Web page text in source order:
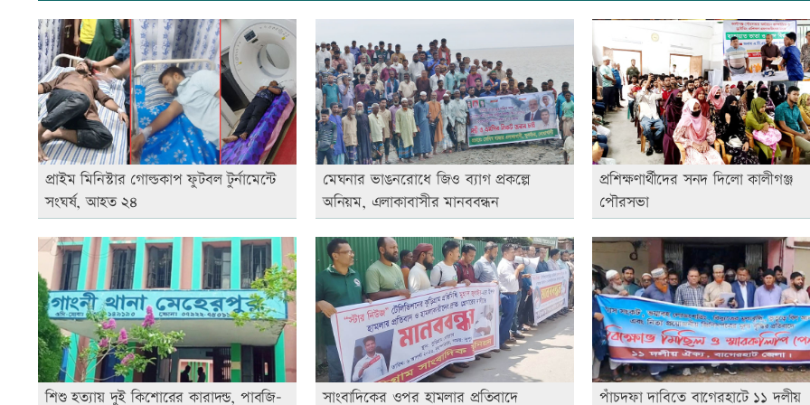
প্রাইম মিনিস্টার গোল্ডকাপ ফুটবল টুর্নামেন্টে
সংঘর্ষ, আহত ২৪
মেঘনার ভাঙনরোধে জিও ব্যাগ প্রকল্পে
অনিয়ম, এলাকাবাসীর মানববন্ধন
প্রশিক্ষণার্থীদের সনদ দিলো কালীগঞ্জ
পৌরসভা
শিশু হত্যায় দুই কিশোরের কারাদন্ড, পাবজি- সাংবাদিকের ওপর হামলার প্রতিবাদে পাঁচদফা দাবিতে বাগেরহাটে ১১ দলীয়